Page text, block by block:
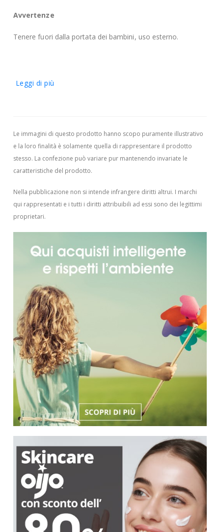
Avvertenze
Tenere fuori dalla portata dei bambini, uso esterno.
Leggi di più
Le immagini di questo prodotto hanno scopo puramente illustrativo
e la loro finalità è solamente quella di rappresentare il prodotto
stesso. La confezione può variare pur mantenendo invariate le
caratteristiche del prodotto.
Nella pubblicazione non si intende infrangere diritti altrui. I marchi
qui rappresentati e i tutti i diritti attribuibili ad essi sono dei legittimi
proprietari.